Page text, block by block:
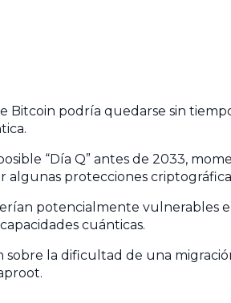
Bitcoin podría quedarse sin
“Día Q” antes de 2033,
protecciones
potencialmente vulnerables
cuánticas.
sobre la dificultad de una